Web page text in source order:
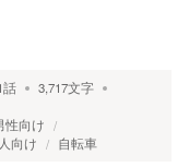
話 3,717文字
性向け
向け 自転車